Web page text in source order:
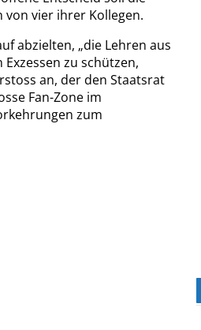
von vier ihrer Kollegen.
abzielten, „die Lehren aus
zu schützen,
an, der den Staatsrat
Fan-Zone im
zum